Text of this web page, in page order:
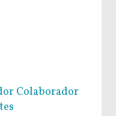
Colaborador